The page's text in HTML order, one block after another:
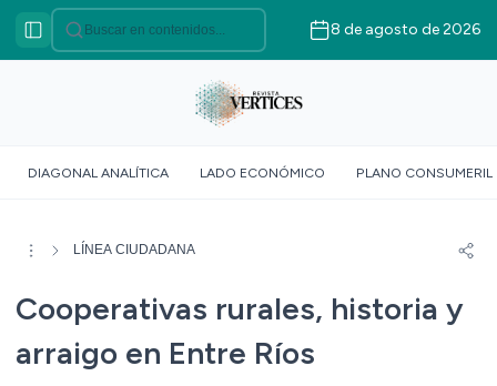
VÉRTICES ASOCIATIVO
VÉRTICES SOBERANÍA
VÉRTICES SUR GLOBAL
DOSSIER GEOMÉTRICO
8 de agosto de 2026
DIAGONAL ANALÍTICA LADO ECONÓMICO PLANO CONSUMERIL
LÍNEA CIUDADANA
Cooperativas rurales, historia y
arraigo en Entre Ríos